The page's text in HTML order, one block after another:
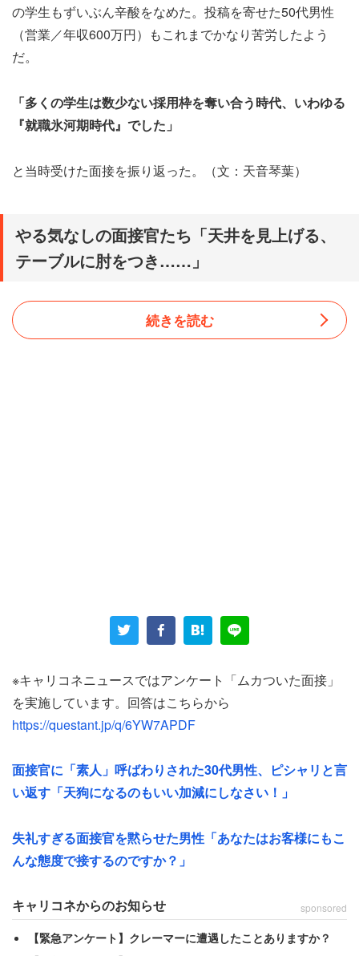
の学生もずいぶん辛酸をなめた。投稿を寄せた50代男性
（営業／年収600万円）もこれまでかなり苦労したよう
だ。
「多くの学生は数少ない採用枠を奪い合う時代、いわゆる
『就職氷河期時代』でした」
と当時受けた面接を振り返った。（文：天音琴葉）
やる気なしの面接官たち「天井を見上げる、
テーブルに肘をつき……」
のでしょうか？ やっとの事で『受験戦争』を突破したら
バブル崩壊……」
思ったに違いない。そんな男性が受けたある採用面接での
こと。
「気合を入れて入室する自分に対して5人の面接担当者の
雰囲気が対照的なのは瞬時に感じました」
面接担当者らはやる気がなかったということだろう。
「メインで問いかけをしてくる面接官以外は、椅子に浅く
続きを読む
※キャリコネニュースではアンケート「ムカついた面接」
を実施しています。回答はこちらから
https://questant.jp/q/6YW7APDF
面接官に「素人」呼ばわりされた30代男性、ピシャリと言
い返す「天狗になるのもいい加減にしなさい！」
失礼すぎる面接官を黙らせた男性「あなたはお客様にもこ
んな態度で接するのですか？」
キャリコネからのお知らせ sponsored
【緊急アンケート】クレーマーに遭遇したことありますか？